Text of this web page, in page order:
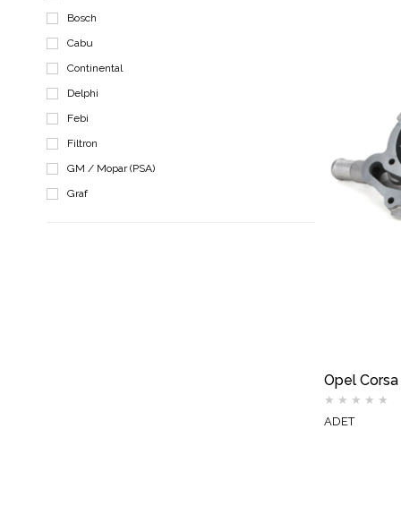
Bosch
Cabu
Continental
Delphi
Febi
Filtron
GM / Mopar (PSA)
Graf
★ ★ ★ ★ ★
ADET